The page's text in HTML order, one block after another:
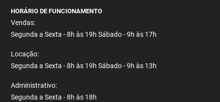
HORÁRIO DE FUNCIONAMENTO
Vendas:
Segunda a Sexta - 8h às 19h Sábado - 9h às 17h
Locação:
Segunda a Sexta - 8h às 19h Sábado - 9h às 13h
Administrativo:
Segunda a Sexta - 8h às 18h